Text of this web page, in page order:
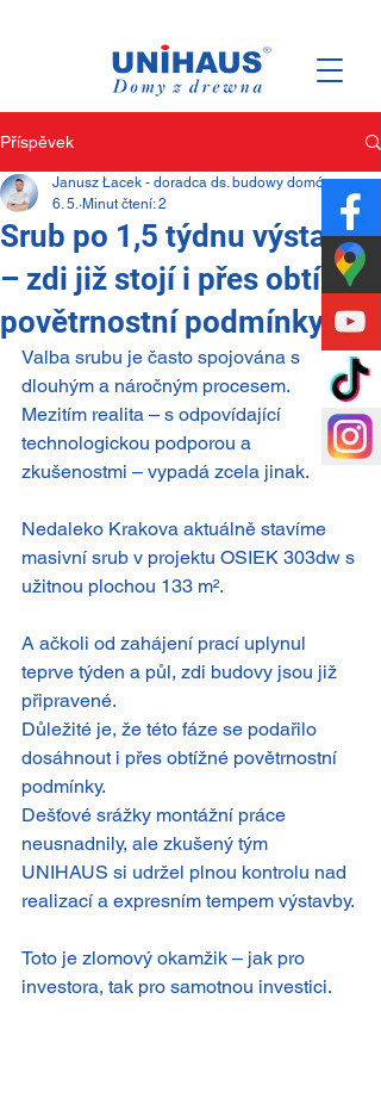
Příspěvek
Srub po 1,5 týdnu výstavby
– zdi již stojí i přes obtížné
povětrnostní podmínky
Janusz Łacek - doradca ds. budowy domów
6. 5. Minut čtení: 2
Valba srubu je často spojována s
dlouhým a náročným procesem.
Mezitím realita – s odpovídající
technologickou podporou a
zkušenostmi – vypadá zcela jinak.
Nedaleko Krakova aktuálně stavíme
masivní srub v projektu OSIEK 303dw s
užitnou plochou 133 m².
A ačkoli od zahájení prací uplynul
teprve týden a půl, zdi budovy jsou již
připravené.
Důležité je, že této fáze se podařilo
dosáhnout i přes obtížné povětrnostní
podmínky.
Dešťové srážky montážní práce
neusnadnily, ale zkušený tým
UNIHAUS si udržel plnou kontrolu nad
realizací a expresním tempem výstavby.
Toto je zlomový okamžik – jak pro
investora, tak pro samotnou investici.